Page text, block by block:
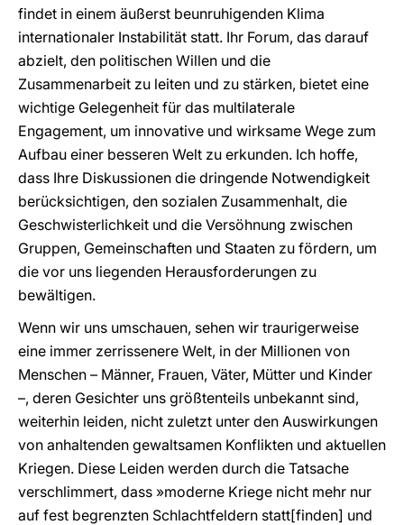
findet in einem äußerst beunruhigenden Klima
internationaler Instabilität statt. Ihr Forum, das darauf
abzielt, den politischen Willen und die
Zusammenarbeit zu leiten und zu stärken, bietet eine
wichtige Gelegenheit für das multilaterale
Engagement, um innovative und wirksame Wege zum
Aufbau einer besseren Welt zu erkunden. Ich hoffe,
dass Ihre Diskussionen die dringende Notwendigkeit
berücksichtigen, den sozialen Zusammenhalt, die
Geschwisterlichkeit und die Versöhnung zwischen
Gruppen, Gemeinschaften und Staaten zu fördern, um
die vor uns liegenden Herausforderungen zu
bewältigen.
Wenn wir uns umschauen, sehen wir traurigerweise
eine immer zerrissenere Welt, in der Millionen von
Menschen – Männer, Frauen, Väter, Mütter und Kinder
–, deren Gesichter uns größtenteils unbekannt sind,
weiterhin leiden, nicht zuletzt unter den Auswirkungen
von anhaltenden gewaltsamen Konflikten und aktuellen
Kriegen. Diese Leiden werden durch die Tatsache
verschlimmert, dass »moderne Kriege nicht mehr nur
auf fest begrenzten Schlachtfeldern statt[finden] und